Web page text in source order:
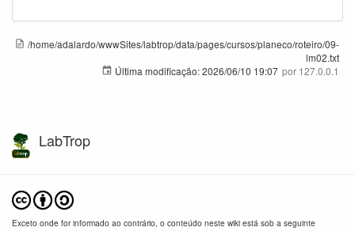
/home/adalardo/wwwSites/labtrop/data/pages/cursos/planeco/roteiro/09-
lm02.txt
Última modificação:2026/06/10 19:07 por 127.0.0.1
LabTrop
Exceto onde for informado ao contrário, o conteúdo neste wiki está sob a seguinte